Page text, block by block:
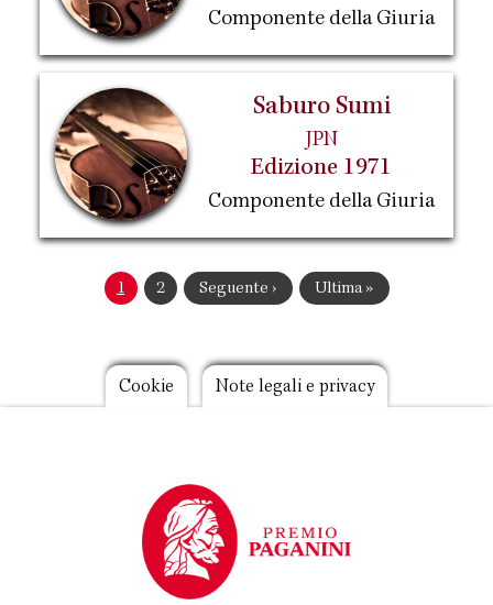
Componente della Giuria
Saburo Sumi
JPN
Edizione 1971
Componente della Giuria
Pagina
1 Pagina
2
Pagina
Seguente ›
Ultima
Ultima »
Footer
Cookie Note legali e privacy